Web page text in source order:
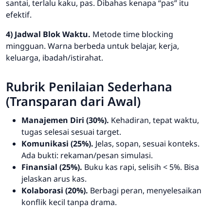
santai, terlalu kaku, pas. Dibahas kenapa “pas” itu
efektif.
4) Jadwal Blok Waktu. Metode time blocking
mingguan. Warna berbeda untuk belajar, kerja,
keluarga, ibadah/istirahat.
Rubrik Penilaian Sederhana
(Transparan dari Awal)
Manajemen Diri (30%). Kehadiran, tepat waktu,
tugas selesai sesuai target.
Komunikasi (25%). Jelas, sopan, sesuai konteks.
Ada bukti: rekaman/pesan simulasi.
Finansial (25%). Buku kas rapi, selisih < 5%. Bisa
jelaskan arus kas.
Kolaborasi (20%). Berbagi peran, menyelesaikan
konflik kecil tanpa drama.